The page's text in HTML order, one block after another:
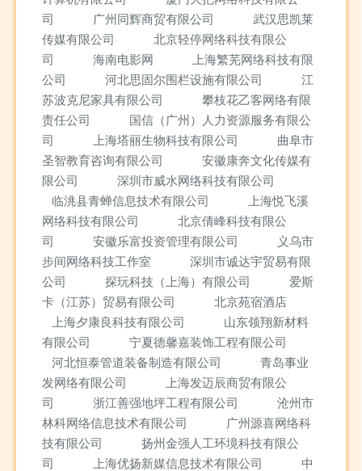
司
广州同辉商贸有限公司
武汉思凯莱
传媒有限公司
北京轻停网络科技有限公
司
海南电影网
上海繁芜网络科技有限
公司
河北思固尔围栏设施有限公司
江
苏波克尼家具有限公司
攀枝花乙客网络有限
责任公司
国信（广州）人力资源服务有限公
司
上海塔丽生物科技有限公司
曲阜市
圣智教育咨询有限公司
安徽康奔文化传媒有
限公司
深圳市威水网络科技有限公司
临洮县青蝉信息技术有限公司
上海悦飞溪
网络科技有限公司
北京倩峰科技有限公
司
安徽乐富投资管理有限公司
义乌市
步间网络科技工作室
深圳市诚达宇贸易有限
公司
探玩科技（上海）有限公司
爱斯
卡（江苏）贸易有限公司
北京苑宿酒店
上海夕康良科技有限公司
山东领翔新材料
有限公司
宁夏德馨嘉装饰工程有限公司
河北恒泰管道装备制造有限公司
青岛事业
发网络有限公司
上海发迈辰商贸有限公
司
浙江善强地坪工程有限公司
沧州市
林科网络信息技术有限公司
广州源喜网络科
技有限公司
扬州金强人工环境科技有限公
司
上海优扬新媒信息技术有限公司
中